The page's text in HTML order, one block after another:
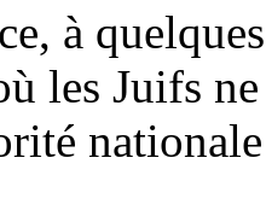
à
les Juifs